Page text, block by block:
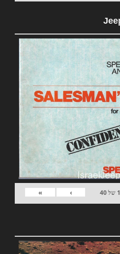
1 של40
›
»